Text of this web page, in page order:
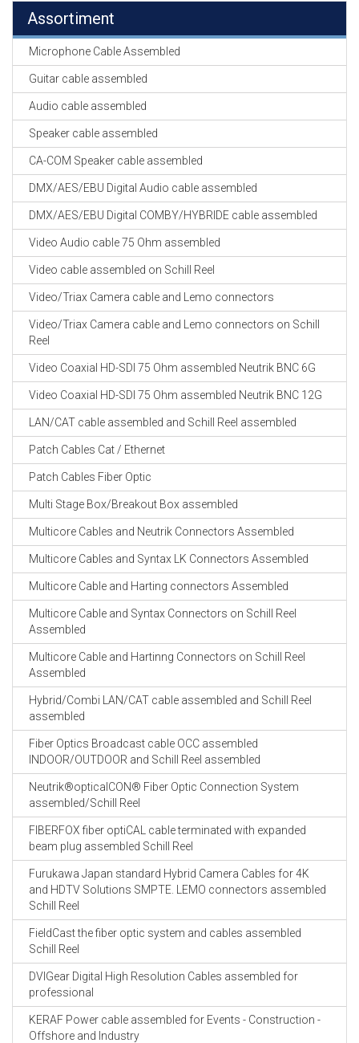
Assortiment
Microphone Cable Assembled
Guitar cable assembled
Audio cable assembled
Speaker cable assembled
CA-COM Speaker cable assembled
DMX/AES/EBU Digital Audio cable assembled
DMX/AES/EBU Digital COMBY/HYBRIDE cable assembled
Video Audio cable 75 Ohm assembled
Video cable assembled on Schill Reel
Video/Triax Camera cable and Lemo connectors
Video/Triax Camera cable and Lemo connectors on Schill
Reel
Video Coaxial HD-SDI 75 Ohm assembled Neutrik BNC 6G
Video Coaxial HD-SDI 75 Ohm assembled Neutrik BNC 12G
LAN/CAT cable assembled and Schill Reel assembled
Patch Cables Cat / Ethernet
Patch Cables Fiber Optic
Multi Stage Box/Breakout Box assembled
Multicore Cables and Neutrik Connectors Assembled
Multicore Cables and Syntax LK Connectors Assembled
Multicore Cable and Harting connectors Assembled
Multicore Cable and Syntax Connectors on Schill Reel
Assembled
Multicore Cable and Hartinng Connectors on Schill Reel
Assembled
Hybrid/Combi LAN/CAT cable assembled and Schill Reel
assembled
Fiber Optics Broadcast cable OCC assembled
INDOOR/OUTDOOR and Schill Reel assembled
Neutrik®opticalCON® Fiber Optic Connection System
assembled/Schill Reel
FIBERFOX fiber optiCAL cable terminated with expanded
beam plug assembled Schill Reel
Furukawa Japan standard Hybrid Camera Cables for 4K
and HDTV Solutions SMPTE. LEMO connectors assembled
Schill Reel
FieldCast the fiber optic system and cables assembled
Schill Reel
DVIGear Digital High Resolution Cables assembled for
professional
KERAF Power cable assembled for Events - Construction -
Offshore and Industry